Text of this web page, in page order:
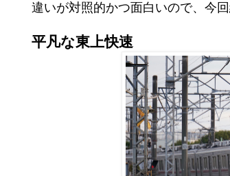
違いが対照的かつ面白いので、今
平凡な東上快速